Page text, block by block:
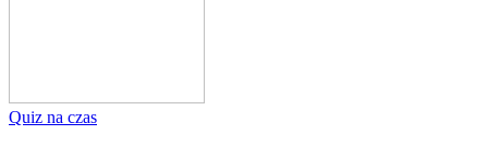
Quiz na czas